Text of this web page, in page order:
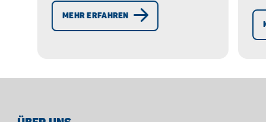
Alufolie und Toppits ®
Backpapier entsteht die
MEHR ERFAHREN
&